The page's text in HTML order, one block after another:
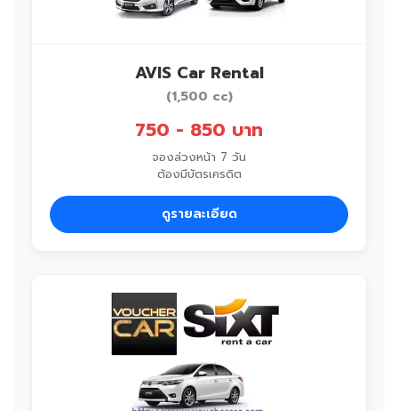
AVIS Car Rental
(1,500 cc)
750 - 850 บาท
จองล่วงหน้า 7 วัน
ต้องมีบัตรเครดิต
ดูรายละเอียด